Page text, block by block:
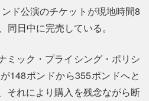
ド公演のチケットが現地時間8
同日中に完売している。
ミック・プライシング・ポリシ
148ポンドから355ポンドへと
それにより購入を残念ながら断